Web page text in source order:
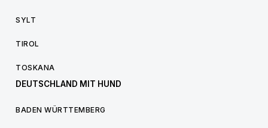
SYLT
TIROL
TOSKANA
DEUTSCHLAND MIT HUND
BADEN WÜRTTEMBERG